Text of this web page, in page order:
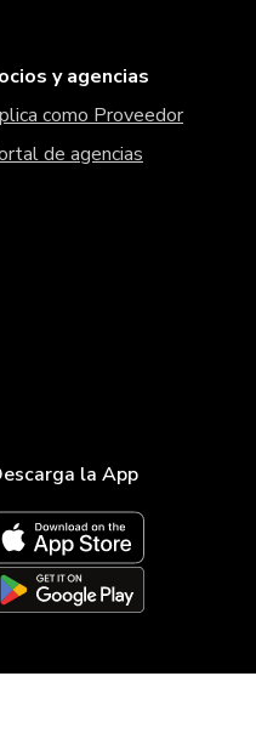
y agencias
como Proveedor
de agencias
la App